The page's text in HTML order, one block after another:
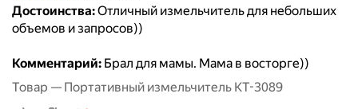
Достоинства:Отличный измельчитель для небольших
объемов и запросов))
Комментарий: Брал для мамы. Мама в восторге))
Товар — Портативный измельчитель КТ-3089